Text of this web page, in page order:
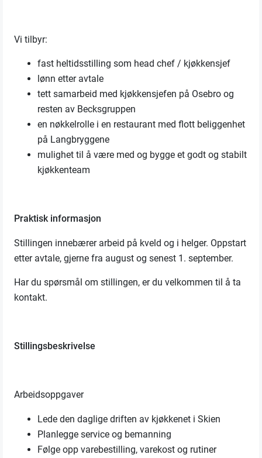
Vi tilbyr:
fast heltidsstilling som head chef / kjøkkensjef
lønn etter avtale
tett samarbeid med kjøkkensjefen på Osebro og
resten av Becksgruppen
en nøkkelrolle i en restaurant med flott beliggenhet
på Langbryggene
mulighet til å være med og bygge et godt og stabilt
kjøkkenteam
Praktisk informasjon
Stillingen innebærer arbeid på kveld og i helger. Oppstart
etter avtale, gjerne fra august og senest 1. september.
Har du spørsmål om stillingen, er du velkommen til å ta
kontakt.
Stillingsbeskrivelse
Arbeidsoppgaver
Lede den daglige driften av kjøkkenet i Skien
Planlegge service og bemanning
Følge opp varebestilling, varekost og rutiner